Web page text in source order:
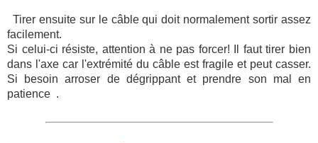
Tirer ensuite sur le câble qui doit normalement sortir assez
facilement.
Si celui-ci résiste, attention à ne pas forcer! Il faut tirer bien
dans l'axe car l'extrémité du câble est fragile et peut casser.
Si besoin arroser de dégrippant et prendre son mal en
patience .